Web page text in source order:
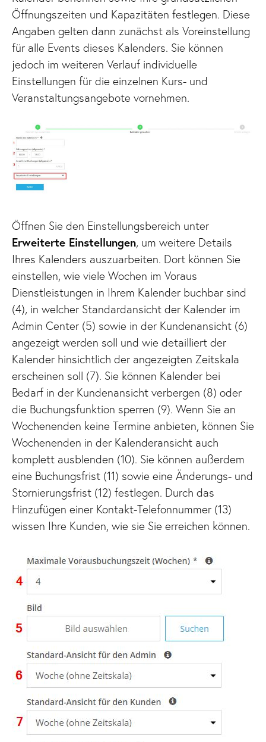
Öffnungszeiten und Kapazitäten festlegen. Diese
Angaben gelten dann zunächst als Voreinstellung
für alle Events dieses Kalenders. Sie können
jedoch im weiteren Verlauf individuelle
Einstellungen für die einzelnen Kurs- und
Veranstaltungsangebote vornehmen.
Öffnen Sie den Einstellungsbereich unter
Erweiterte Einstellungen, um weitere Details
Ihres Kalenders auszuarbeiten. Dort können Sie
einstellen, wie viele Wochen im Voraus
Dienstleistungen in Ihrem Kalender buchbar sind
(4), in welcher Standardansicht der Kalender im
Admin Center (5) sowie in der Kundenansicht (6)
angezeigt werden soll und wie detailliert der
Kalender hinsichtlich der angezeigten Zeitskala
erscheinen soll (7). Sie können Kalender bei
Bedarf in der Kundenansicht verbergen (8) oder
die Buchungsfunktion sperren (9). Wenn Sie an
Wochenenden keine Termine anbieten, können Sie
Wochenenden in der Kalenderansicht auch
komplett ausblenden (10). Sie können außerdem
eine Buchungsfrist (11) sowie eine Änderungs- und
Stornierungsfrist (12) festlegen. Durch das
Hinzufügen einer Kontakt-Telefonnummer (13)
wissen Ihre Kunden, wie sie Sie erreichen können.